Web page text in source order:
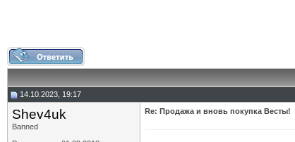
14.10.2023, 19:17
Shev4uk
Banned
Re: Продажа и вновь покупка Весты!